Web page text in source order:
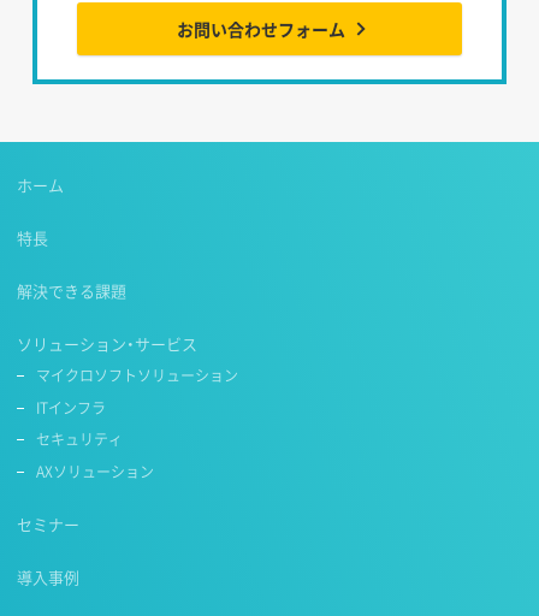
お問い合わせフォーム
ホーム
特長
解決できる課題
ソリューション・サービス
マイクロソフトソリューション
ITインフラ
セキュリティ
AXソリューション
セミナー
導入事例